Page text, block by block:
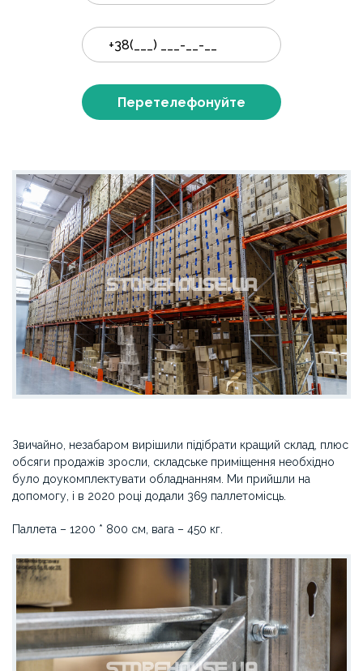
Перетелефонуйте
Звичайно, незабаром вирішили підібрати кращий склад, плюс
обсяги продажів зросли, складське приміщення необхідно
було доукомплектувати обладнанням. Ми прийшли на
допомогу, і в 2020 році додали 369 паллетомісць.
Паллета – 1200 * 800 см, вага – 450 кг.